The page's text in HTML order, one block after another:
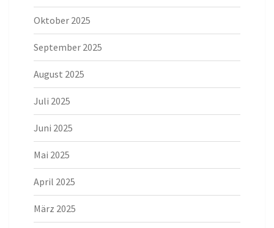
Oktober 2025
September 2025
August 2025
Juli 2025
Juni 2025
Mai 2025
April 2025
März 2025